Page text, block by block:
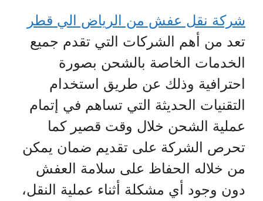
شركة نقل عفش من الرياض الي قطر
تعد من أهم الشركات التي تقدم جميع
الخدمات الخاصة بالشحن بصورة
احترافية وذلك عن طريق استخدام
التقنيات الحديثة التي تساهم في إتمام
عملية الشحن خلال وقت قصير كما
تحرص الشركة على تقديم ضمان يمكن
من خلاله الحفاظ على سلامة العفش
دون وجود أي مشكلة أثناء عملية النقل،